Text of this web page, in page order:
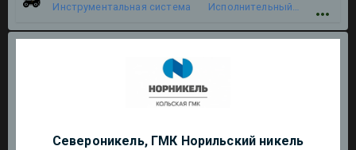
Инструментальная система
Исполнительный
Североникель, ГМК Норильский никель